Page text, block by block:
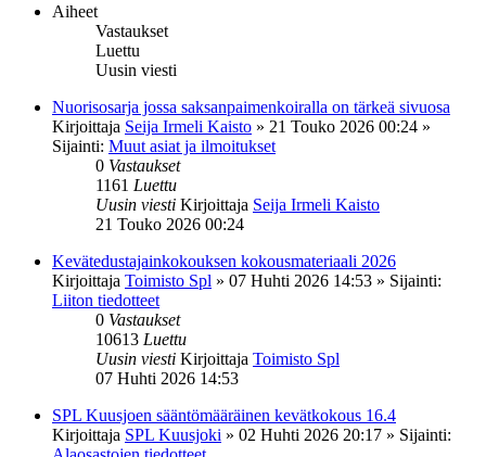
Aiheet
Vastaukset
Luettu
Uusin viesti
Nuorisosarja jossa saksanpaimenkoiralla on tärkeä sivuosa
Kirjoittaja Seija Irmeli Kaisto » 21 Touko 2026 00:24 »
Sijainti: Muut asiat ja ilmoitukset
0 Vastaukset
1161 Luettu
Uusin viesti Kirjoittaja Seija Irmeli Kaisto
21 Touko 2026 00:24
Kevätedustajainkokouksen kokousmateriaali 2026
Kirjoittaja Toimisto Spl » 07 Huhti 2026 14:53 » Sijainti:
Liiton tiedotteet
0 Vastaukset
10613 Luettu
Uusin viesti Kirjoittaja Toimisto Spl
07 Huhti 2026 14:53
SPL Kuusjoen sääntömääräinen kevätkokous 16.4
Kirjoittaja SPL Kuusjoki » 02 Huhti 2026 20:17 » Sijainti: